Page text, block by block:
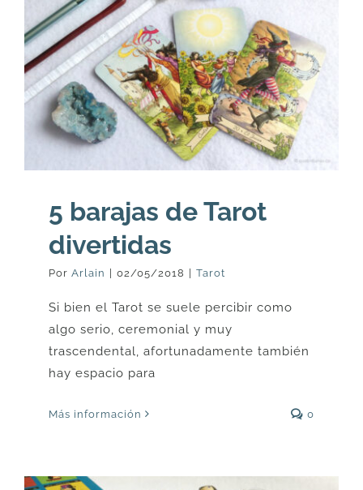
5 barajas de Tarot
divertidas
Por Arlain | 02/05/2018 | Tarot
Si bien el Tarot se suele percibir como
algo serio, ceremonial y muy
trascendental, afortunadamente también
hay espacio para
Más información 0